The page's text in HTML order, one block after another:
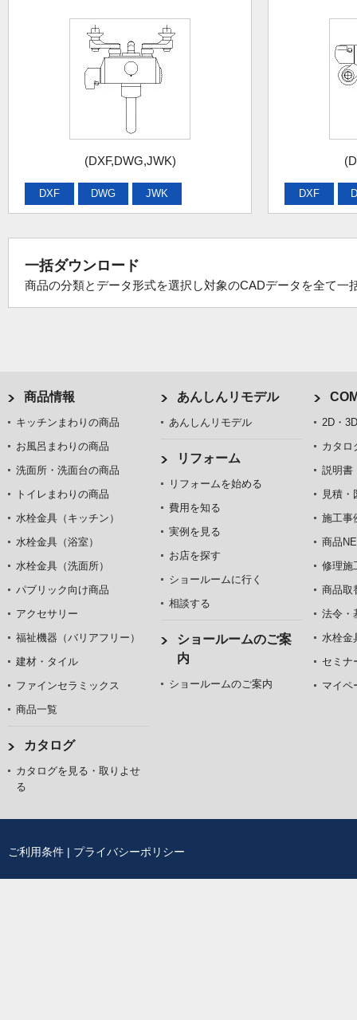
(DXF,DWG,JWK)
DXF DWG JWK DXF
一括ダウンロード
商品の分類とデータ形式を選択し対象のCADデータを全て一
商品情報
キッチンまわりの商品
お風呂まわりの商品
洗面所・洗面台の商品
トイレまわりの商品
水栓金具（キッチン）
水栓金具（浴室）
水栓金具（洗面所）
パブリック向け商品
アクセサリー
福祉機器（バリアフリー）
建材・タイル
ファインセラミックス
商品一覧
カタログ
カタログを見る・取りよせ
る
あんしんリモデル
あんしんリモデル
リフォーム
リフォームを始める
費用を知る
実例を見る
お店を探す
ショールームに行く
相談する
ショールームのご案
内
ショールームのご案内
2D・
カタロ
説明書
見積・
施工事
商品
修理施
商品取
法令・
水栓金
セミナ
マイペ
ご利用条件 | プライバシーポリシー